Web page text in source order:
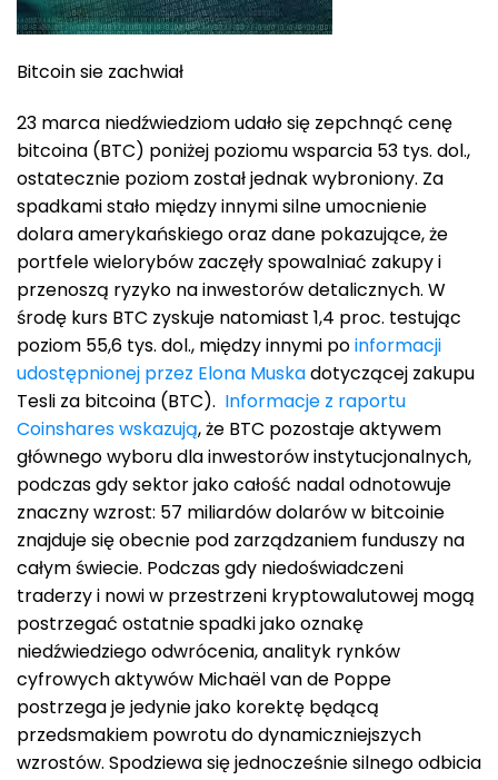
Bitcoin sie zachwiał
23 marca niedźwiedziom udało się zepchnąć cenę
bitcoina (BTC) poniżej poziomu wsparcia 53 tys. dol.,
ostatecznie poziom został jednak wybroniony. Za
spadkami stało między innymi silne umocnienie
dolara amerykańskiego oraz dane pokazujące, że
portfele wielorybów zaczęły spowalniać zakupy i
przenoszą ryzyko na inwestorów detalicznych. W
środę kurs BTC zyskuje natomiast 1,4 proc. testując
poziom 55,6 tys. dol., między innymi poinformacji
udostępnionej przez Elona Muskadotyczącej zakupu
Tesli za bitcoina (BTC). Informacje z raportu
Coinshares wskazują, że BTC pozostaje aktywem
głównego wyboru dla inwestorów instytucjonalnych,
podczas gdy sektor jako całość nadal odnotowuje
znaczny wzrost: 57 miliardów dolarów w bitcoinie
znajduje się obecnie pod zarządzaniem funduszy na
całym świecie. Podczas gdy niedoświadczeni
traderzy i nowi w przestrzeni kryptowalutowej mogą
postrzegać ostatnie spadki jako oznakę
niedźwiedziego odwrócenia, analityk rynków
cyfrowych aktywów Michaël van de Poppe
postrzega je jedynie jako korektę będącą
przedsmakiem powrotu do dynamiczniejszych
wzrostów. Spodziewa się jednocześnie silnego odbicia